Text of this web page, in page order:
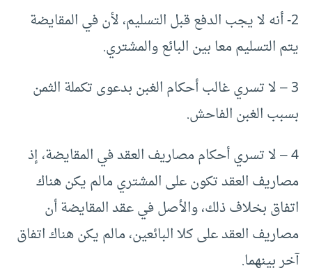
2- أنه لا يجب الدفع قبل التسليم، لأن في المقايضة
يتم التسليم معا بين البائع والمشتري.
3 – لا تسري غالب أحكام الغبن بدعوى تكملة الثمن
بسبب الغبن الفاحش.
4 – لا تسري أحكام مصاريف العقد في المقايضة، إذ
مصاريف العقد تكون على المشتري مالم يكن هناك
اتفاق بخلاف ذلك، والأصل في عقد المقايضة أن
مصاريف العقد على كلا البائعين، مالم يكن هناك اتفاق
آخر بينهما.